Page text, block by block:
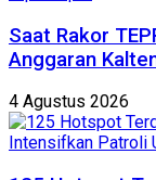
Saat Rakor
Anggaran
4 Agustus 2026